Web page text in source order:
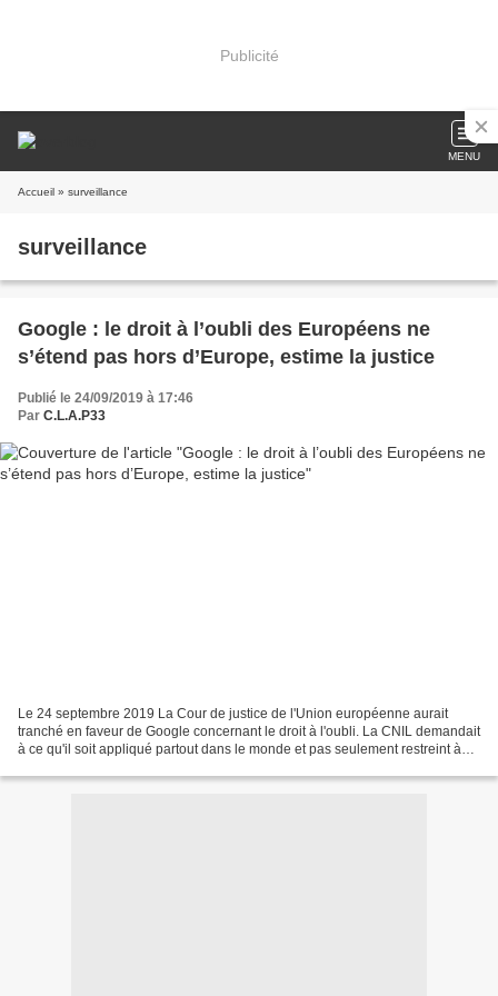
Publicité
MENU
Accueil » surveillance
surveillance
Google : le droit à l’oubli des Européens ne
s’étend pas hors d’Europe, estime la justice
Publié le 24/09/2019 à 17:46
Par C.L.A.P33
Le 24 septembre 2019 La Cour de justice de l'Union européenne aurait
tranché en faveur de Google concernant le droit à l'oubli. La CNIL demandait
à ce qu'il soit appliqué partout dans le monde et pas seulement restreint à